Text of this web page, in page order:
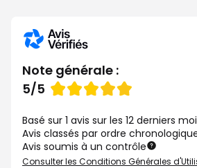
Note générale :
Note
5/5
Basé sur 1 avis sur les 12 derniers
Avis classés par ordre
Avis soumis à un contrôle
Consulter les Conditions Générales